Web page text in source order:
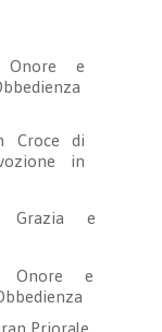
Onore e
Croce di
in
Grazia e
Onore e
Priorale